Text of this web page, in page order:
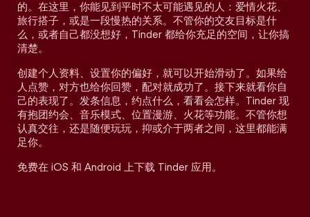
的。在这里，你能见到平时不太可能遇见的人：爱情火花、
旅行搭子，或是一段慢热的关系。不管你的交友目标是什
么，或者自己都没想好，Tinder 都给你充足的空间，让你搞
清楚。
创建个人资料、设置你的偏好，就可以开始滑动了。如果给
人点赞，对方也给你回赞，配对就成功了。接下来就看你自
己的表现了。发条信息，约点什么，看看会怎样。Tinder 现
有抱团约会、音乐模式、位置漫游、火花等功能。不管你想
认真交往，还是随便玩玩，抑或介于两者之间，这里都能满
足你。
免费在 iOS 和 Android 上下载 Tinder 应用。